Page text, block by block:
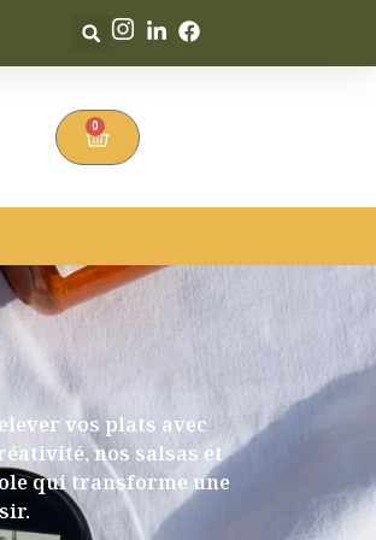
0
vos plats avec
nos salsas et
qui transforme une